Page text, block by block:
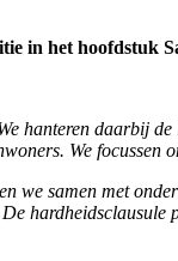
in het hoofdstuk
hanteren daarbij
We focussen
we samen met
hardheidsclausule